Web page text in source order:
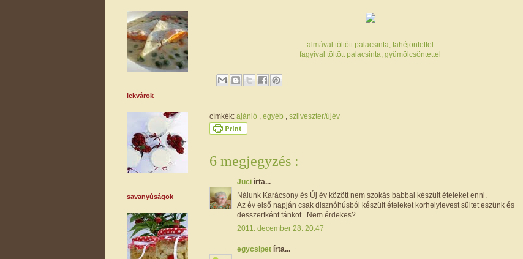
almával töltött palacsinta, fahéjöntettel
fagyival töltött palacsinta, gyümölcsöntettel
címkék: ajánló egyéb szilveszter/újév
6 megjegyzés :
Juci írta...
Nálunk Karácsony és Új év között nem szokás babbal készült ételeket enni.
Az év első napján csak disznóhúsból készült ételeket korhelylevest sültet eszünk és
desszertként fánkot . Nem érdekes?
2011. december 28. 20:47
egycsipet írta...
lekvárok
savanyúságok